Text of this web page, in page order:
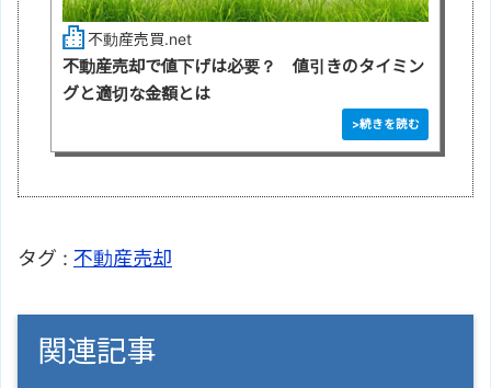
不動産売買.net
不動産売却で値下げは必要？ 値引きのタイミン
グと適切な金額とは
タグ : 不動産売却
関連記事